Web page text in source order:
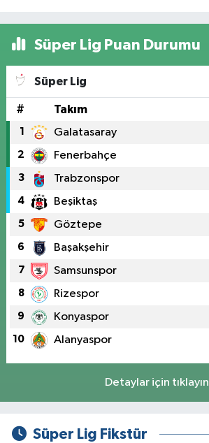
Süper Lig Puan Durumu
Süper Lig
# Takım
1 Galatasaray
2 Fenerbahçe
3 Trabzonspor
4 Beşiktaş
5 Göztepe
6 Başakşehir
7 Samsunspor
8 Rizespor
9 Konyaspor
10 Alanyaspor
Detaylar için tıklayın
Süper Lig Fikstür